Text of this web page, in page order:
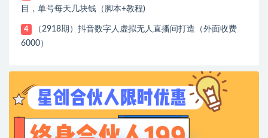
目，单号每天几块钱（脚本+教程)
4
（2918期）抖音数字人虚拟无人直播间打造（外面收费
6000）